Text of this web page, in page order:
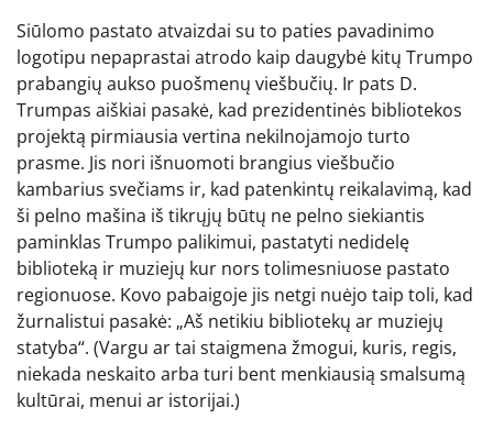
Siūlomo pastato atvaizdai su to paties pavadinimo
logotipu nepaprastai atrodo kaip daugybė kitų Trumpo
prabangių aukso puošmenų viešbučių. Ir pats D.
Trumpas aiškiai pasakė, kad prezidentinės bibliotekos
projektą pirmiausia vertina nekilnojamojo turto
prasme. Jis nori išnuomoti brangius viešbučio
kambarius svečiams ir, kad patenkintų reikalavimą, kad
ši pelno mašina iš tikrųjų būtų ne pelno siekiantis
paminklas Trumpo palikimui, pastatyti nedidelę
biblioteką ir muziejų kur nors tolimesniuose pastato
regionuose. Kovo pabaigoje jis netgi nuėjo taip toli, kad
žurnalistui pasakė: „Aš netikiu bibliotekų ar muziejų
statyba“. (Vargu ar tai staigmena žmogui, kuris, regis,
niekada neskaito arba turi bent menkiausią smalsumą
kultūrai, menui ar istorijai.)